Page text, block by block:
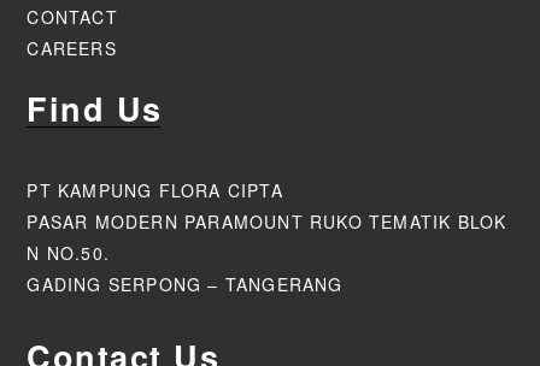
CONTACT
CAREERS
Find Us
PT KAMPUNG FLORA CIPTA
PASAR MODERN PARAMOUNT RUKO TEMATIK BLOK
N NO.50.
GADING SERPONG – TANGERANG
Contact Us